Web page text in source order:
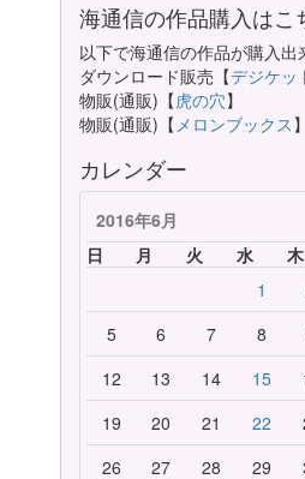
海通信の作品購入はこ
以下で海通信の作品が購入出
ダウンロード販売【デジケッ
物販(通販)【虎の穴】
物販(通販)【 メロンブックス 】
カレンダー
2016年6月
日
月 火 水 木
1
5
6 7 8
12
13 14 15
19
20 21 22
26
27 28 29